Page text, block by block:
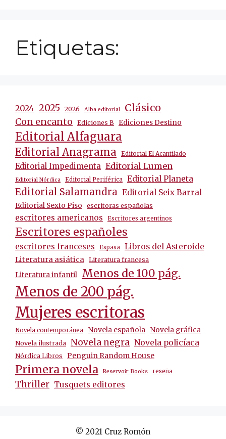
Etiquetas:
2024 2025 2026 Alba editorial Clásico
Con encanto Ediciones B Ediciones Destino
Editorial Alfaguara
Editorial Anagrama Editorial El Acantilado
Editorial Impedimenta Editorial Lumen
Editorial Nórdica Editorial Periférica Editorial Planeta
Editorial Salamandra Editorial Seix Barral
Editorial Sexto Piso escritoras españolas
escritores americanos Escritores argentinos
Escritores españoles
escritores franceses Espasa Libros del Asteroide
Literatura asiática Literatura francesa
Literatura infantil Menos de 100 pág.
Menos de 200 pág.
Mujeres escritoras
Novela contemporánea Novela española Novela gráfica
Novela ilustrada Novela negra Novela policíaca
Nórdica Libros Penguin Random House
Primera novela Reservoir Books reseña
Thriller Tusquets editores
© 2021 Cruz Romón